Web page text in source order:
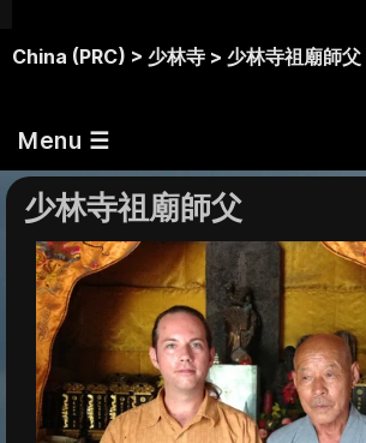
China (PRC) > 少林寺 > 少林寺祖廟師父
Menu ☰
少林寺祖廟師父